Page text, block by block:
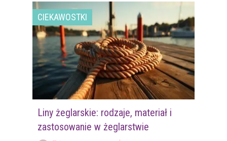
CIEKAWOSTKI
Liny żeglarskie: rodzaje, materiał i
zastosowanie w żeglarstwie